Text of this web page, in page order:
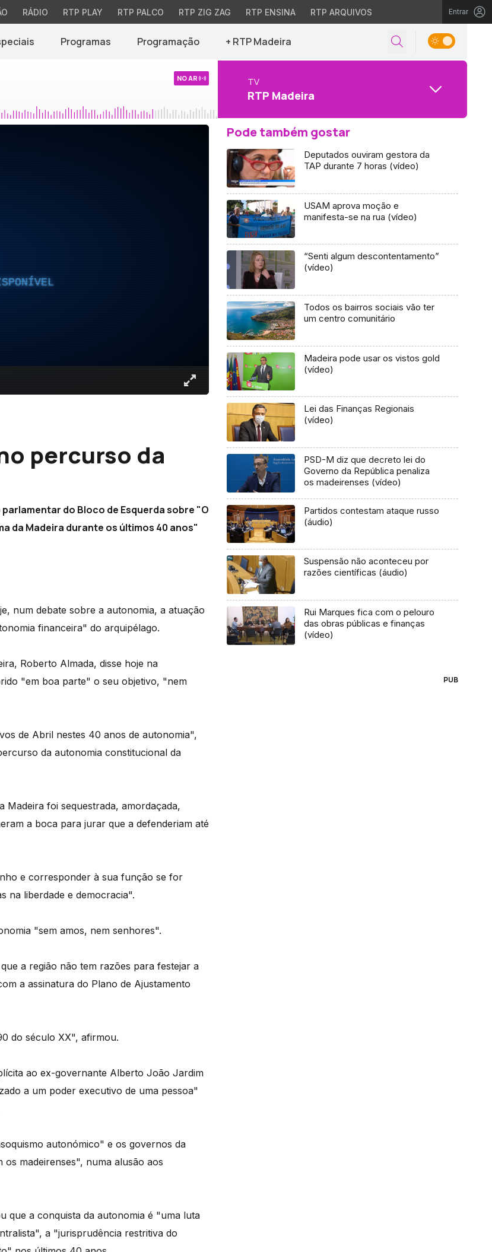
RÁDIO RTP PLAY RTP PALCO RTP ZIG ZAG RTP ENSINA RTP ARQUIVOS Entrar
Programas Programação + RTP Madeira
NO AR TV
RTP Madeira
percurso da
do Bloco de Esquerda sobre "O
da Madeira durante os últimos 40 anos"
num debate sobre a autonomia, a atuação
financeira" do arquipélago.
Roberto Almada, disse hoje na
"em boa parte" o seu objetivo, "nem
de Abril nestes 40 anos de autonomia",
da autonomia constitucional da
foi sequestrada, amordaçada,
a boca para jurar que a defenderiam até
e corresponder à sua função se for
na liberdade e democracia".
"sem amos, nem senhores".
a região não tem razões para festejar a
a assinatura do Plano de Ajustamento
do século XX", afirmou.
ao ex-governante Alberto João Jardim
a um poder executivo de uma pessoa"
autonómico" e os governos da
madeirenses", numa alusão aos
que a conquista da autonomia é "uma luta
a "jurisprudência restritiva do
Pode também gostar
Deputados ouviram gestora da
TAP durante 7 horas (vídeo)
USAM aprova moção e
manifesta-se na rua (vídeo)
“Senti algum descontentamento”
(vídeo)
Todos os bairros sociais vão ter
um centro comunitário
Madeira pode usar os vistos gold
(vídeo)
Lei das Finanças Regionais
(vídeo)
PSD-M diz que decreto lei do
Governo da República penaliza
os madeirenses (vídeo)
Partidos contestam ataque russo
(áudio)
Suspensão não aconteceu por
razões científicas (áudio)
Rui Marques fica com o pelouro
das obras públicas e finanças
(vídeo)
PUB